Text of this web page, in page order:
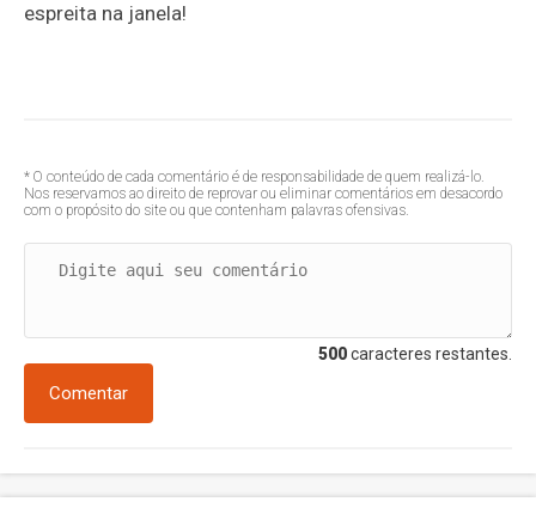
espreita na janela!
* O conteúdo de cada comentário é de responsabilidade de quem realizá-lo.
Nos reservamos ao direito de reprovar ou eliminar comentários em desacordo
com o propósito do site ou que contenham palavras ofensivas.
500caracteres restantes.
Comentar